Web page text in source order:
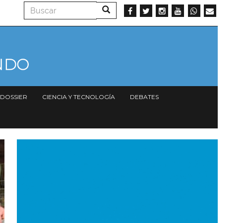
Buscar Buscar
DOSSIER CIENCIA Y TECNOLOGÍA DEBATES